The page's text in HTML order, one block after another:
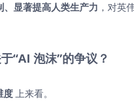
、显著提高人类生产力 ，对英
“AI 泡沫”的争议？
度上来看。